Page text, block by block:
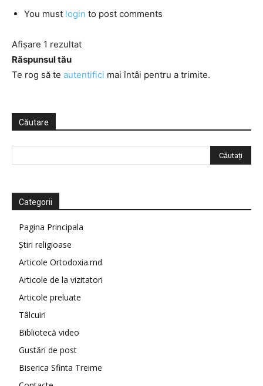
You must login to post comments
Afișare 1 rezultat
Răspunsul tău
Te rog să te autentifici mai întâi pentru a trimite.
Căutare
Categorii
Pagina Principala
Știri religioase
Articole Ortodoxia.md
Articole de la vizitatori
Articole preluate
Tâlcuiri
Bibliotecă video
Gustări de post
Biserica Sfinta Treime